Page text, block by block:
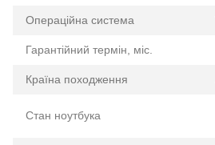
Операційна система
Гарантійний термін, міс.
Країна походження
Стан ноутбука